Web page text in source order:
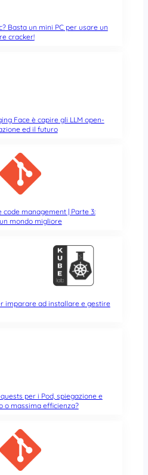
Basta un mini PC per usare un
cracker!
Face è capire gli LLM open-
ed il futuro
code management | Parte 3:
mondo migliore
imparare ad installare e gestire
per i Pod, spiegazione e
o massima efficienza?